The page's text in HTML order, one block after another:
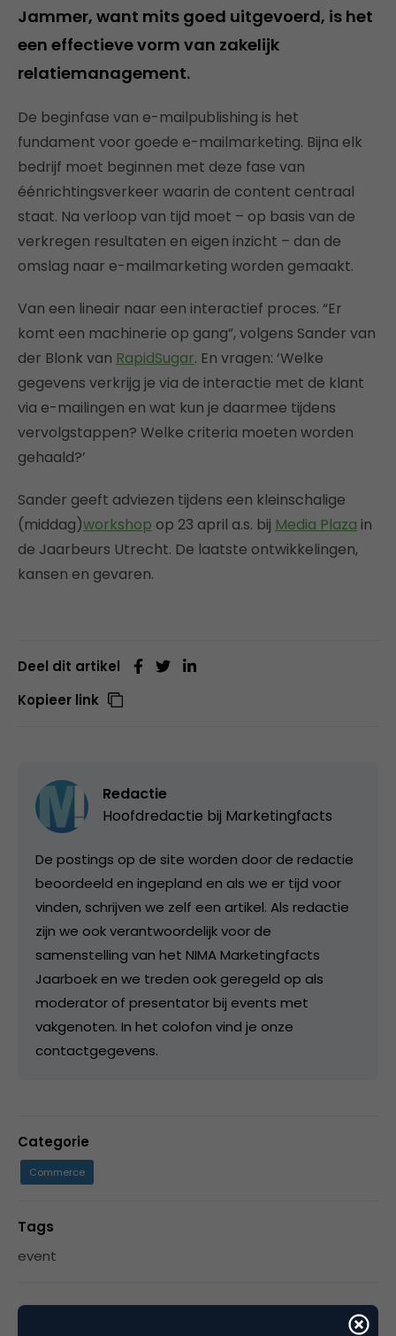
Jammer, want mits goed uitgevoerd, is het
een effectieve vorm van zakelijk
relatiemanagement.
De beginfase van e-mailpublishing is het
fundament voor goede e-mailmarketing. Bijna elk
bedrijf moet beginnen met deze fase van
éénrichtingsverkeer waarin de content centraal
staat. Na verloop van tijd moet – op basis van de
verkregen resultaten en eigen inzicht – dan de
omslag naar e-mailmarketing worden gemaakt.
Van een lineair naar een interactief proces. “Er
komt een machinerie op gang”, volgens Sander van
der Blonk van RapidSugar. En vragen: ‘Welke
gegevens verkrijg je via de interactie met de klant
via e-mailingen en wat kun je daarmee tijdens
vervolgstappen? Welke criteria moeten worden
gehaald?’
Sander geeft adviezen tijdens een kleinschalige
(middag)workshop op 23 april a.s. bij Media Plaza in
de Jaarbeurs Utrecht. De laatste ontwikkelingen,
kansen en gevaren.
Deel dit artikel
Kopieer link
Redactie
Hoofdredactie bij Marketingfacts
De postings op de site worden door de redactie
beoordeeld en ingepland en als we er tijd voor
vinden, schrijven we zelf een artikel. Als redactie
zijn we ook verantwoordelijk voor de
samenstelling van het NIMA Marketingfacts
Jaarboek en we treden ook geregeld op als
moderator of presentator bij events met
vakgenoten. In het colofon vind je onze
contactgegevens.
Categorie
Commerce
Tags
event